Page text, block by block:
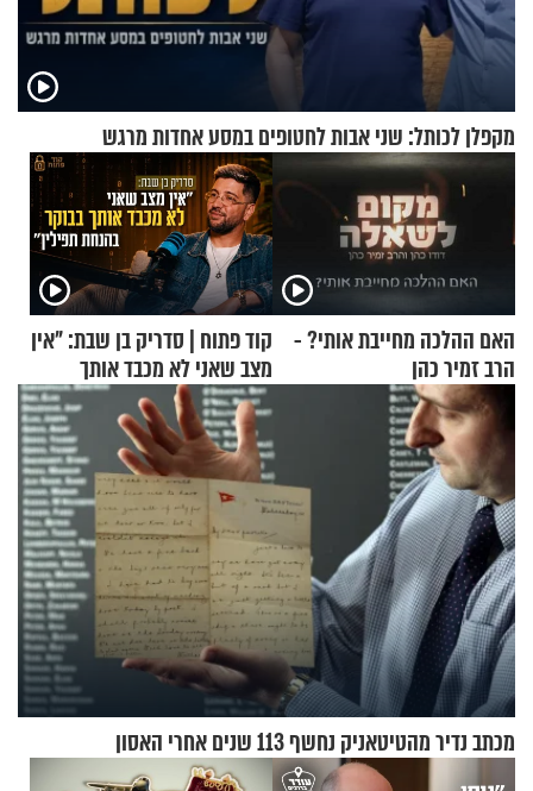
מקפלן לכותל: שני אבות לחטופים במסע אחדות מרגש
האם ההלכה מחייבת אותי? -
הרב זמיר כהן
קוד פתוח | סדריק בן שבת: "אין
מצב שאני לא מכבד אותך
בבוקר בהנחת תפילין"
מכתב נדיר מהטיטאניק נחשף 113 שנים אחרי האסון